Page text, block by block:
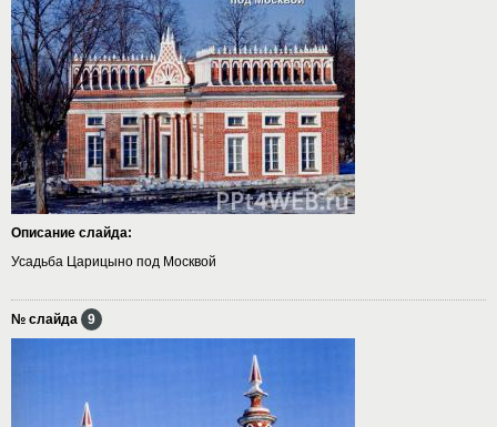
Описание слайда:
Усадьба Царицыно под Москвой
№ слайда 9